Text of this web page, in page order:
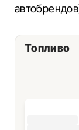
Топливо